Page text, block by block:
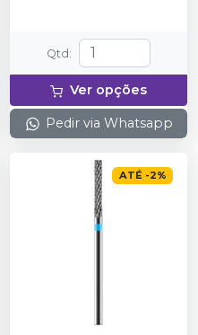
Qtd :
Ver opções
Pedir via Whatsapp
ATÉ -2%